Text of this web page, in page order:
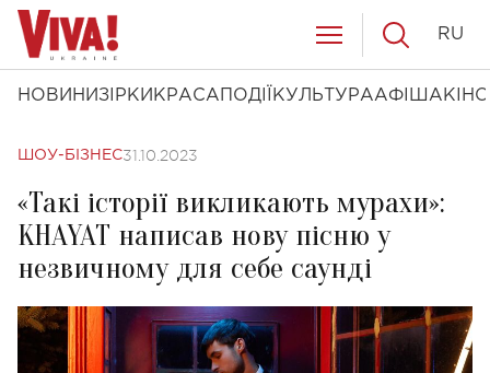
НОВИНИ ЗІРКИ КРАСА ПОДІЇ КУЛЬТУРААФІША КІНО
RU
ШОУ-БІЗНЕС31.10.2023
«Такі історії викликають мурахи»:
KHAYAT написав нову пісню у
незвичному для себе саунді